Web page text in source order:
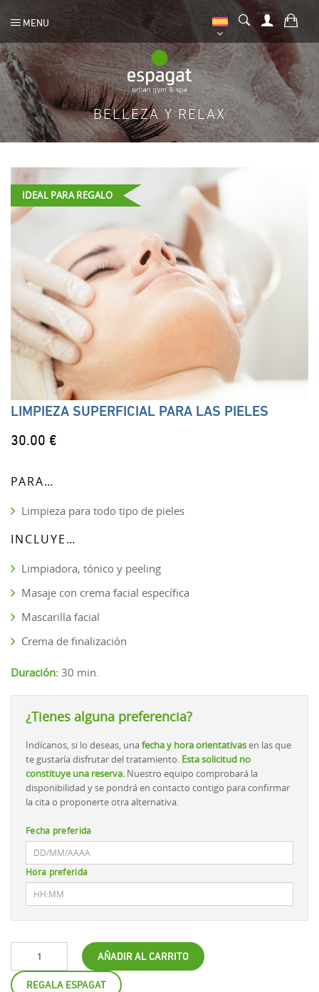
MENU
BELLEZA Y RELAX
IDEAL PARA REGALO
LIMPIEZA SUPERFICIAL PARA LAS PIELES
30.00 €
PARA…
Limpieza para todo tipo de pieles
INCLUYE…
Limpiadora, tónico y peeling
Masaje con crema facial específica
Mascarilla facial
Crema de finalización
Duración: 30 min.
¿Tienes alguna preferencia?
Indícanos, si lo deseas, unafecha y hora orientativasen las que
te gustaría disfrutar del tratamiento. Esta solicitud no
constituye una reserva. Nuestro equipo comprobará la
disponibilidad y se pondrá en contacto contigo para confirmar
la cita o proponerte otra alternativa.
Fecha preferida
Hora preferida
AÑADIR AL CARRITO
REGALA ESPAGAT